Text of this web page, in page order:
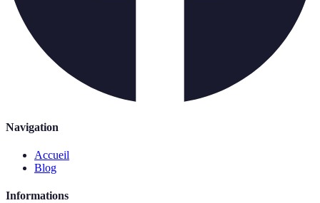
Navigation
Accueil
Blog
Informations